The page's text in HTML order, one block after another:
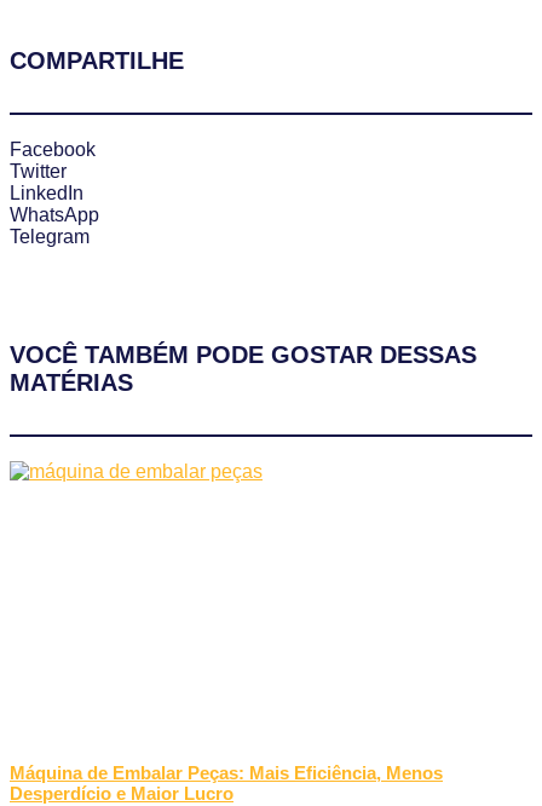
COMPARTILHE
Facebook
Twitter
LinkedIn
WhatsApp
Telegram
VOCÊ TAMBÉM PODE GOSTAR DESSAS
MATÉRIAS
Máquina de Embalar Peças: Mais Eficiência, Menos
Desperdício e Maior Lucro